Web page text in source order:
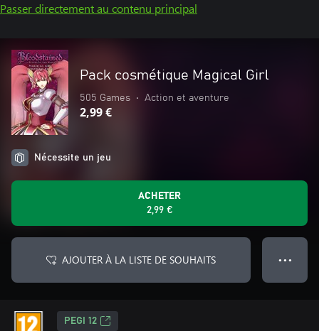
Passer directement au contenu principal
Pack cosmétique Magical Girl
505 Games • Action et aventure
2,99 €
Nécessite un jeu
ACHETER
2,99 €
AJOUTER À LA LISTE DE SOUHAITS ● ● ●
PEGI 12